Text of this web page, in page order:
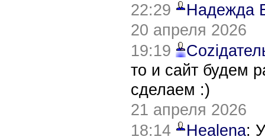
22:29
Надежда
20 апреля 2026
19:19
то и сайт будем
сделаем :)
21 апреля 2026
18:14
Healena: